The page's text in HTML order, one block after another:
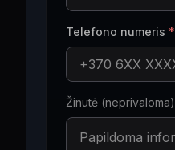
Telefono numeris *
Žinutė (neprivaloma)